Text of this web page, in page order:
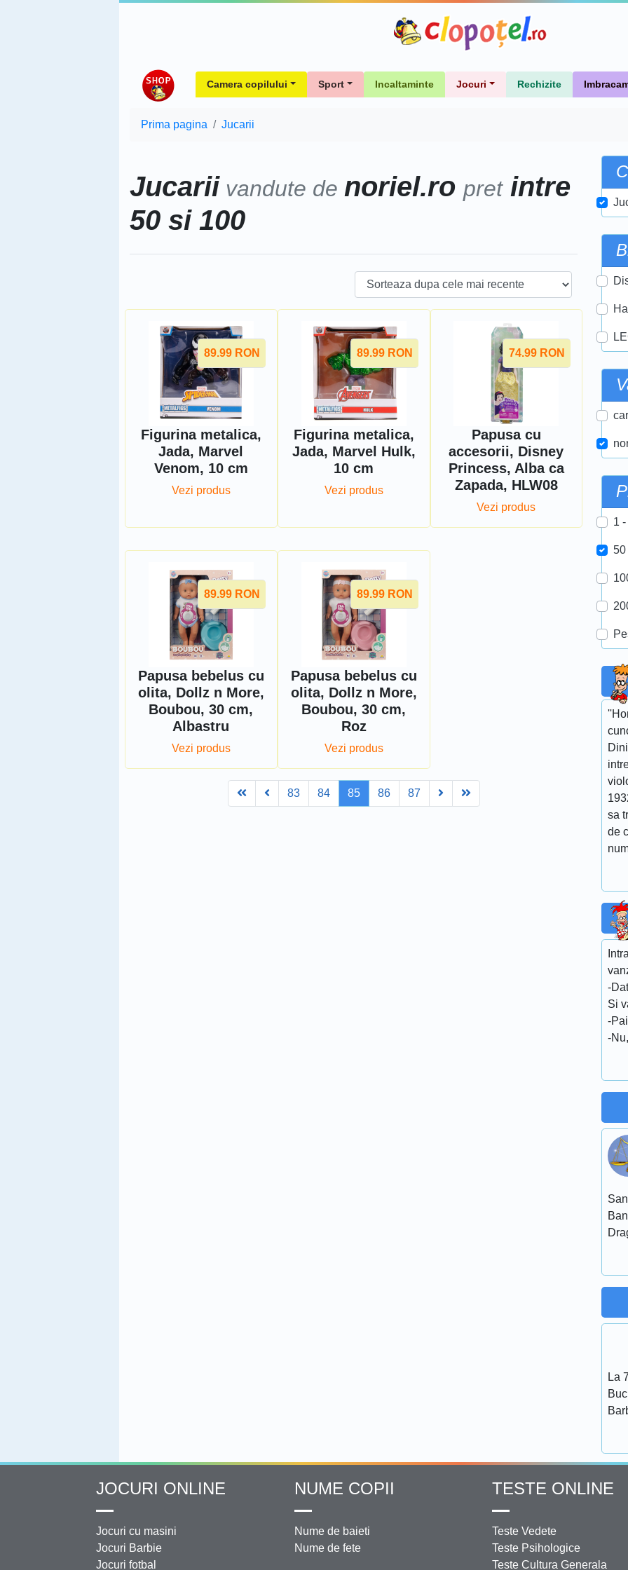
Camera copilului Sport Incaltaminte Jocuri Rechizite
Prima pagina Jucarii
Jucarii vandute de noriel.ro pretintre
50 si 100
89.99 RON
Figurina metalica,
Jada, Marvel
Venom, 10 cm
Vezi produs
89.99 RON
Figurina metalica,
Jada, Marvel Hulk,
10 cm
Vezi produs
74.99 RON
Papusa cu
accesorii, Disney
Princess, Alba ca
Zapada, HLW08
Vezi produs
89.99 RON
Papusa bebelus cu
olita, Dollz n More,
Boubou, 30 cm,
Albastru
Vezi produs
89.99 RON
Papusa bebelus cu
olita, Dollz n More,
Boubou, 30 cm,
Roz
Vezi produs
FirstPrev83 84 85 86 87 Next Last
1
50
sa
de
-
Si
-
-
La
JOCURI ONLINE
Jocuri cu masini
Jocuri Barbie
Jocuri fotbal
NUME COPII
Nume de baieti
Nume de fete
TESTE ONLINE
Teste Vedete
Teste Psihologice
Teste Cultura Generala